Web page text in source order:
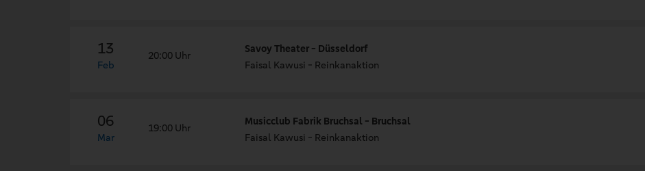
13
Feb
20:00 Uhr
Savoy Theater - Düsseldorf
Faisal Kawusi - Reinkanaktion
06
Mar
19:00 Uhr
Musicclub Fabrik Bruchsal - Bruchsal
Faisal Kawusi - Reinkanaktion